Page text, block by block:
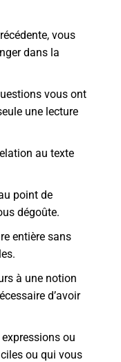
vous
dans la
vous ont
une lecture
au texte
point de
dégoûte.
entière sans
à une notion
d’avoir
ou
ou qui vous